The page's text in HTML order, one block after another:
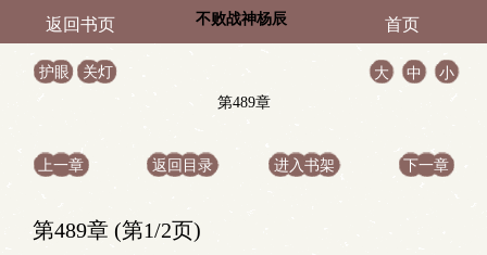
返回书页 不败战神杨辰 首页
护眼 关灯 大 中
小
第489章
上一章 返回目录 进入书架 下一章
第489章 (第1/2页)